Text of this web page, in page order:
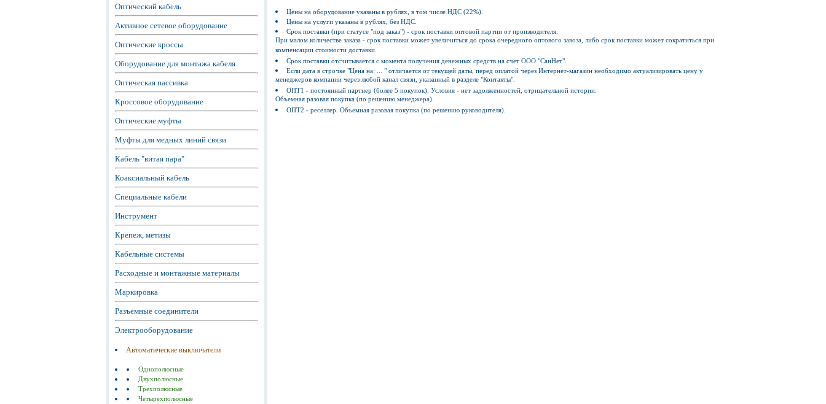
Оптический кабель
Активное сетевое оборудование
Оптические кроссы
Оборудование для монтажа кабеля
Оптическая пассивка
Кроссовое оборудование
Оптические муфты
Муфты для медных линий связи
Кабель "витая пара"
Коаксиальный кабель
Специальные кабели
Инструмент
Крепеж, метизы
Кабельные системы
Расходные и монтажные материалы
Маркировка
Разъемные соединители
Электрооборудование
Автоматические выключатели
Однополюсные
Двухполюсные
Трехполюсные
Четырехполюсные
Цены на оборудование указаны в рублях, в том числе НДС (22%).
Цены на услуги указаны в рублях, без НДС.
Срок поставки (при статусе "под заказ") - срок поставки оптовой партии от производителя.
При малом количестве заказа - срок поставки может увеличиться до срока очередного оптового завоза, либо срок поставки может сократиться при
компенсации стоимости доставки.
Срок поставки отсчитывается с момента получения денежных средств на счет ООО "СанНет".
Если дата в строчке "Цена на: ... " отличается от текущей даты, перед оплатой через Интернет-магазин необходимо актуализировать цену у
менеджеров компании через любой канал связи, указанный в разделе "Контакты".
ОПТ1 - постоянный партнер (более 5 покупок). Условия - нет задолженностей, отрицательной истории.
Объемная разовая покупка (по решению менеджера).
ОПТ2 - реселлер. Объемная разовая покупка (по решению руководителя).